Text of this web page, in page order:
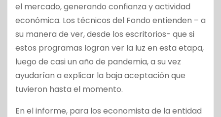
el mercado, generando confianza y actividad
económica. Los técnicos del Fondo entienden – a
su manera de ver, desde los escritorios- que si
estos programas logran ver la luz en esta etapa,
luego de casi un año de pandemia, a su vez
ayudarían a explicar la baja aceptación que
tuvieron hasta el momento.
En el informe, para los economista de la entidad